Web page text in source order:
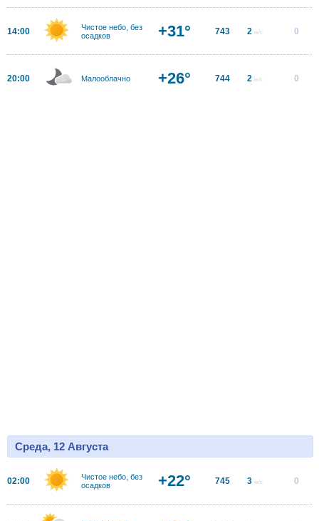
14:00
Чистое небо, без
осадков
+31° 743 2 м/с 0
20:00 Малооблачно +26° 744 2 м/с 0
Среда, 12 Августа
02:00
Чистое небо, без
осадков
+22° 745 3 м/с 0